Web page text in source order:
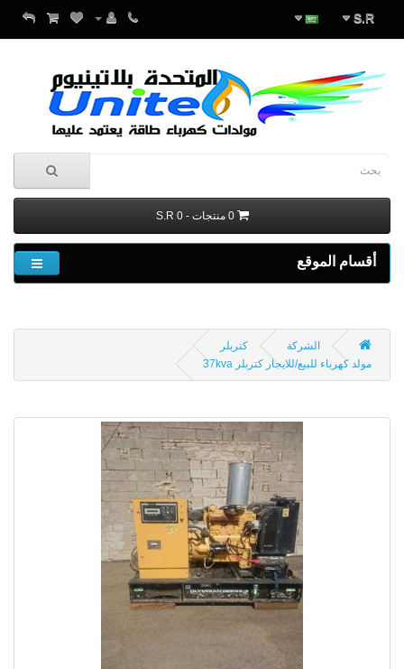
S.R
0 منتجات - S.R 0
أقسام الموقع
الشركة
كتربلر
مولد كهرباء للبيع/للايجار كتربلر 37kva